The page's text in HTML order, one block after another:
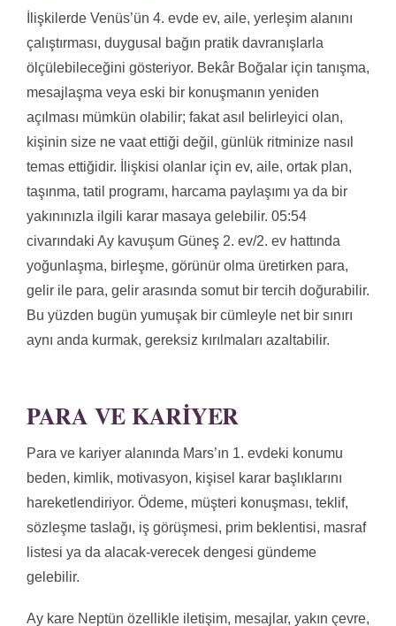
İlişkilerde Venüs’ün 4. evde ev, aile, yerleşim alanını
çalıştırması, duygusal bağın pratik davranışlarla
ölçülebileceğini gösteriyor. Bekâr Boğalar için tanışma,
mesajlaşma veya eski bir konuşmanın yeniden
açılması mümkün olabilir; fakat asıl belirleyici olan,
kişinin size ne vaat ettiği değil, günlük ritminize nasıl
temas ettiğidir. İlişkisi olanlar için ev, aile, ortak plan,
taşınma, tatil programı, harcama paylaşımı ya da bir
yakınınızla ilgili karar masaya gelebilir. 05:54
civarındaki Ay kavuşum Güneş 2. ev/2. ev hattında
yoğunlaşma, birleşme, görünür olma üretirken para,
gelir ile para, gelir arasında somut bir tercih doğurabilir.
Bu yüzden bugün yumuşak bir cümleyle net bir sınırı
aynı anda kurmak, gereksiz kırılmaları azaltabilir.
PARA VE KARIYER
Para ve kariyer alanında Mars’ın 1. evdeki konumu
beden, kimlik, motivasyon, kişisel karar başlıklarını
hareketlendiriyor. Ödeme, müşteri konuşması, teklif,
sözleşme taslağı, iş görüşmesi, prim beklentisi, masraf
listesi ya da alacak-verecek dengesi gündeme
gelebilir.
Ay kare Neptün özellikle iletişim, mesajlar, yakın çevre,